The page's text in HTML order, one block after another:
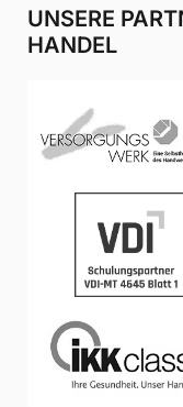
UNSERE
HANDEL